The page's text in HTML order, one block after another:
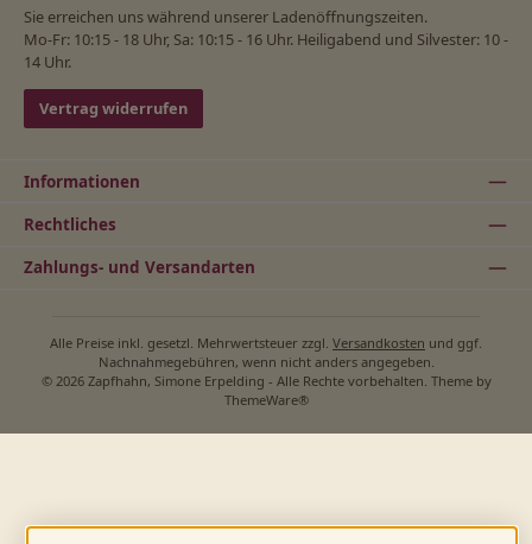
Sie erreichen uns während unserer Ladenöffnungszeiten.
Mo-Fr: 10:15 - 18 Uhr, Sa: 10:15 - 16 Uhr. Heiligabend und Silvester: 10 -
14 Uhr.
Vertrag widerrufen
Informationen
Rechtliches
Zahlungs- und Versandarten
Alle Preise inkl. gesetzl. Mehrwertsteuer zzgl. Versandkosten und ggf.
Nachnahmegebühren, wenn nicht anders angegeben.
© 2026 Zapfhahn, Simone Erpelding - Alle Rechte vorbehalten. Theme by
ThemeWare®